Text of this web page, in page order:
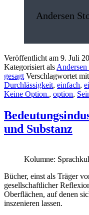
Andersen
Veröffentlicht am 9. Juli
Kategorisiert als Andersen
gesagt Verschlagwortet mit
Durchlässigkeit, einfach,
Keine Option., option,
und Substanz
Kolumne:
Bücher, einst als Träger
gesellschaftlicher
Oberflächen, auf denen
inszenieren lassen.